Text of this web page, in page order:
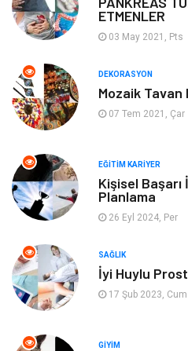
Moda
Anne Çocuk
Aksesuar
Spor
Ev işleri
Cam
Sigorta
Bebek Giyim
ETMENLER
03 May 2021, Pts
DEKORASYON
Mozaik Tavan
07 Tem 2021, Çar
EĞITIM KARIYER
Kişisel
Planlama
26 Eyl 2024, Per
SAĞLIK
İyi Huylu
17 Şub 2023, Cum
GIYIM